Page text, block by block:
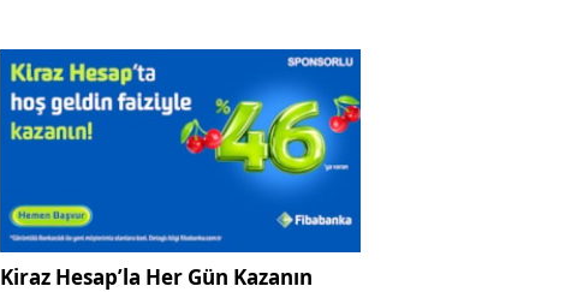
Kiraz Hesap’la Her Gün Kazanın